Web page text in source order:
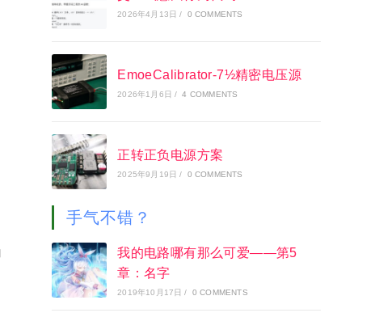
2026年4月13日 / 0 COMMENTS
EmoeCalibrator-7½精密电压源
2026年1月6日 / 4 COMMENTS
正转正负电源方案
2025年9月19日 / 0 COMMENTS
手气不错？
我的电路哪有那么可爱——第5
章：名字
2019年10月17日 / 0 COMMENTS